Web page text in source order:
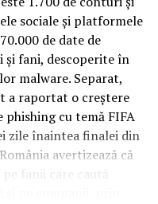
printre primele
în zona din jurul
administratorii
intens
pentru zonele
prematură și de
trecere frecventă. Este
și mai mult de
sociale și platformele
de date de
fani, descoperite în
malware. Separat,
a raportat o creștere
phishing cu temă FIFA
zile înaintea finalei din
avertizează că